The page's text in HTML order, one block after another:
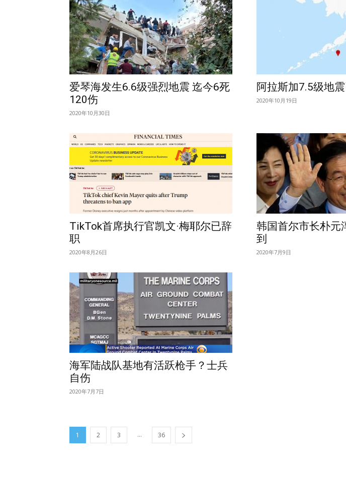
爱琴海发生6.6级强烈地震 迄今6死
120伤
2020年10月30日
阿拉斯加7.5级地
2020年10月19日
TikTok首席执行官凯文·梅耶尔已辞
职
2020年8月26日
韩国首尔市长朴元
到
2020年7月9日
海军陆战队基地有活跃枪手？士兵
自伤
2020年7月7日
1 2 3 ... 36